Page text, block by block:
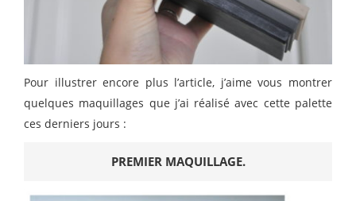
Pour illustrer encore plus l’article, j’aime vous montrer
quelques maquillages que j’ai réalisé avec cette palette
ces derniers jours :
PREMIER MAQUILLAGE.